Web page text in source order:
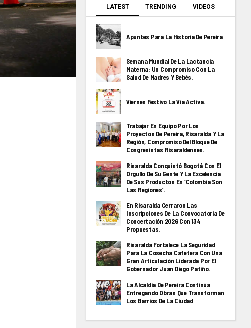
LATEST TRENDING VIDEOS
Apuntes Para La Historia De Pereira
Semana Mundial De La Lactancia
Materna: Un Compromiso Con La
Salud De Madres Y Bebés.
Viernes Festivo La Via Activa.
Trabajar En Equipo Por Los
Proyectos De Pereira, Risaralda Y La
Región, Compromiso Del Bloque De
Congresistas Risaraldenses.
Risaralda Conquistó Bogotá Con El
Orgullo De Su Gente Y La Excelencia
De Sus Productos En ‘Colombia Son
Las Regiones’.
En Risaralda Cerraron Las
Inscripciones De La Convocatoria De
Concertación 2026 Con 134
Propuestas.
Risaralda Fortalece La Seguridad
Para La Cosecha Cafetera Con Una
Gran Articulación Liderada Por El
Gobernador Juan Diego Patiño.
La Alcaldía De Pereira Continúa
Entregando Obras Que Transforman
Los Barrios De La Ciudad